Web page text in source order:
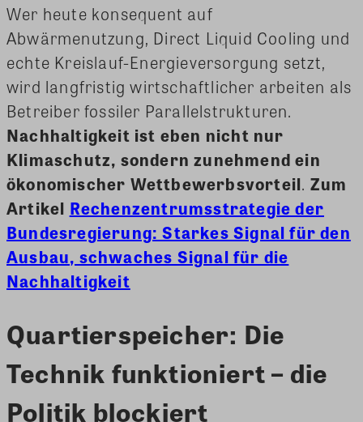
Wer heute konsequent auf
Abwärmenutzung, Direct Liquid Cooling und
echte Kreislauf-Energieversorgung setzt,
wird langfristig wirtschaftlicher arbeiten als
Betreiber fossiler Parallelstrukturen.
Nachhaltigkeit ist eben nicht nur
Klimaschutz, sondern zunehmend ein
ökonomischer Wettbewerbsvorteil. Zum
Artikel Rechenzentrumsstrategie der
Bundesregierung: Starkes Signal für den
Ausbau, schwaches Signal für die
Nachhaltigkeit
Quartierspeicher: Die
Technik funktioniert – die
Politik blockiert